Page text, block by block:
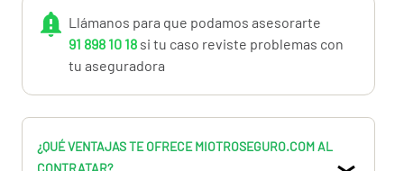
Calcula en minutos y asegura tu tranquilidad con un proceso
rápido y diseñado para agencias de marketing.
Para asesoría personalizada, llámanos al 902.74.79.78 o
91.898.10.18.
Nota: Se cubre la actividad de agencias de marketing
excepto marketing directo, promoción de ventas y
telemarketing.
Llámanos para que podamos asesorarte
91 898 10 18 si tu caso reviste problemas con
tu aseguradora
¿QUÉ VENTAJAS TE OFRECE MIOTROSEGURO.COM AL
CONTRATAR?